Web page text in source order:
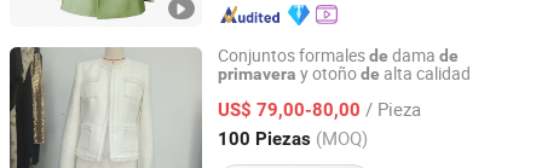
Conjuntos formalesde dama de
primavera y otoñode alta calidad
US$ 79,00-80,00 / Pieza
100 Piezas (MOQ)
Shanghai Hubei Apparel Co., Ltd
Shanghai, China Desde 2024